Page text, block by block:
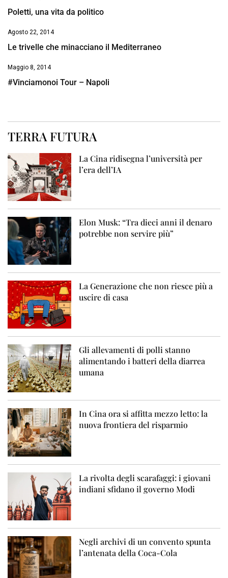
Poletti, una vita da politico
Agosto 22, 2014
Le trivelle che minacciano il Mediterraneo
Maggio 8, 2014
#Vinciamonoi Tour – Napoli
TERRA FUTURA
La Cina ridisegna l’università per
l’era dell’IA
Elon Musk: “Tra dieci anni il denaro
potrebbe non servire più”
La Generazione che non riesce più a
uscire di casa
Gli allevamenti di polli stanno
alimentando i batteri della diarrea
umana
In Cina ora si affitta mezzo letto: la
nuova frontiera del risparmio
La rivolta degli scarafaggi: i giovani
indiani sfidano il governo Modi
Negli archivi di un convento spunta
l’antenata della Coca-Cola